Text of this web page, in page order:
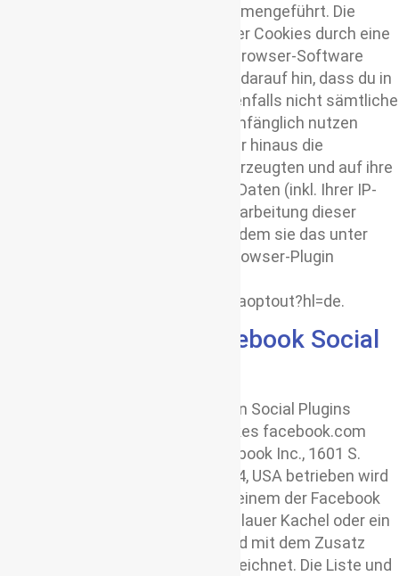
anderen Daten von Google zusammengeführt. Die
Nutzer können die Speicherung der Cookies durch eine
entsprechende Einstellung ihrer Browser-Software
verhindern. Ich weise dich jedoch darauf hin, dass du in
diesem Fall als Nutzerg gegebenenfalls nicht sämtliche
Funktionen meiner Website vollumfänglich nutzen
kannst. Die Nutzer können darüber hinaus die
Erfassung der durch das Cookie erzeugten und auf ihre
Nutzung der Website bezogenen Daten (inkl. Ihrer IP-
Adresse) an Google sowie die Verarbeitung dieser
Daten durch Google verhindern, indem sie das unter
dem folgenden Link verfügbare Browser-Plugin
http://tools.google.com/dlpage/gaoptout?hl=de.
Verwendung von Facebook Social
Auf diesem Onlineangebot werden Social Plugins
(„Plugins“) des sozialen Netzwerkes facebook.com
verwendet, welches von der Facebook Inc., 1601 S.
California Ave, Palo Alto, CA 94304, USA betrieben wird
(„Facebook“). Die Plugins sind an einem der Facebook
Logos erkennbar (weißes „f“ auf blauer Kachel oder ein
„Daumen hoch“-Zeichen) oder sind mit dem Zusatz
“Facebook Social Plugin” gekennzeichnet. Die Liste und